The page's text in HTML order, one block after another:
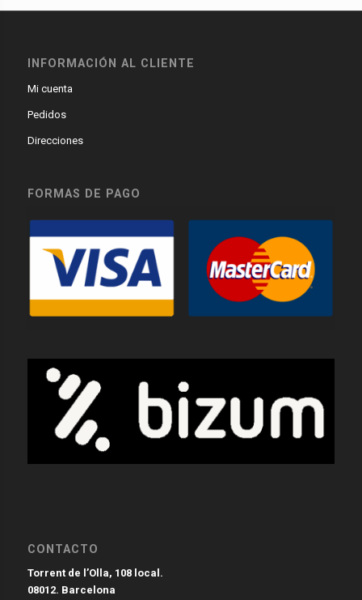
INFORMACIÓN AL CLIENTE
Mi cuenta
Pedidos
Direcciones
FORMAS DE PAGO
CONTACTO
Torrent de l’Olla, 108 local.
08012. Barcelona